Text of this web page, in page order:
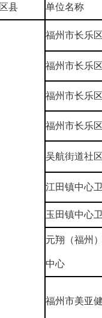
县 单位名称
福州市长乐
福州市长乐
福州市长乐
福州市长乐
吴航街道社
江田镇中心
玉田镇中心
元翔（福州
中心
福州市美亚